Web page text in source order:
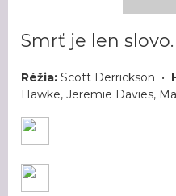
Smrť je len slovo.
Réžia: Scott Derrickson •
Hawke, Jeremie Davies,